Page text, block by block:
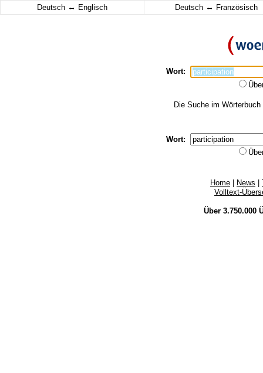
Deutsch ↔ Englisch Deutsch ↔ Französisch
Wort:
Die Suche im
Wort:
Home News
Volltext-
Über 3.750.000